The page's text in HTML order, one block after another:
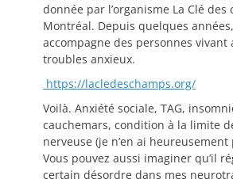
donnée par l’organisme La Clé des
Montréal. Depuis quelques années,
accompagne des personnes vivant
troubles anxieux.
https://lacledeschamps.org/
Voilà. Anxiété sociale, TAG,
cauchemars, condition à la limite
nerveuse (je n’en ai
Vous pouvez aussi imaginer qu’il
certain désordre dans mes